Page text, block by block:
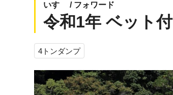
いすゞ / フォワード
令和1年 ベット
4トンダンプ